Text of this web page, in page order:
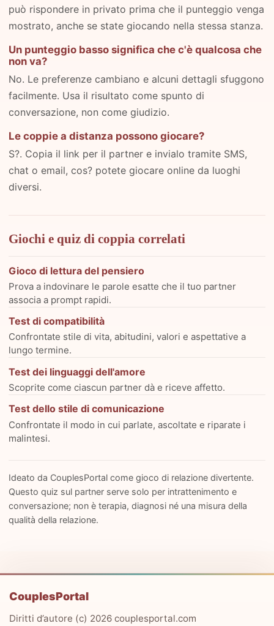
può rispondere in privato prima che il punteggio venga
mostrato, anche se state giocando nella stessa stanza.
Un punteggio basso significa che c'è qualcosa che
non va?
No. Le preferenze cambiano e alcuni dettagli sfuggono
facilmente. Usa il risultato come spunto di
conversazione, non come giudizio.
Le coppie a distanza possono giocare?
S?. Copia il link per il partner e invialo tramite SMS,
chat o email, cos? potete giocare online da luoghi
diversi.
Giochi e quiz di coppia correlati
Gioco di lettura del pensiero
Prova a indovinare le parole esatte che il tuo partner
associa a prompt rapidi.
Test di compatibilità
Confrontate stile di vita, abitudini, valori e aspettative a
lungo termine.
Test dei linguaggi dell'amore
Scoprite come ciascun partner dà e riceve affetto.
Test dello stile di comunicazione
Confrontate il modo in cui parlate, ascoltate e riparate i
malintesi.
Ideato da CouplesPortal come gioco di relazione divertente.
Questo quiz sul partner serve solo per intrattenimento e
conversazione; non è terapia, diagnosi né una misura della
qualità della relazione.
CouplesPortal
Diritti d’autore (c) 2026 couplesportal.com